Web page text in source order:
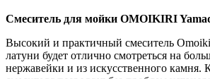
Смеситель для мойки OMOIKIRI
Высокий и практичный смеситель
латуни будет отлично смотреться на
нержавейки и из искусственного камня.